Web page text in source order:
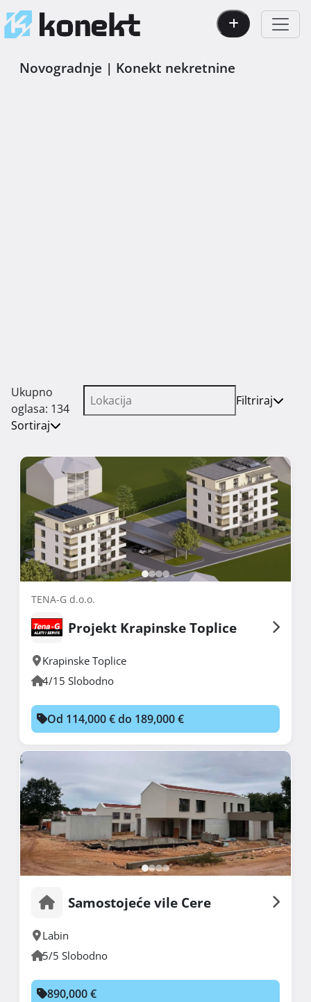
Novogradnje | Konekt nekretnine
Ukupno
oglasa: 134
Filtriraj
Sortiraj
TENA-G d.o.o.
Projekt Krapinske Toplice
Krapinske Toplice
4/15 Slobodno
Od 114,000 € do 189,000 €
Samostojeće vile Cere
Labin
5/5 Slobodno
890,000 €